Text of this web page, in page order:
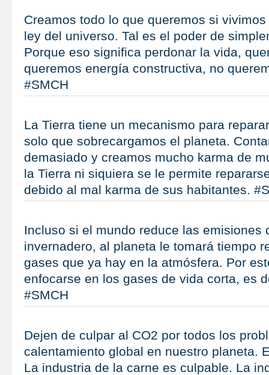
Creamos todo lo que queremos si
ley del universo. Tal es el poder de
Porque eso significa perdonar la vida,
queremos energía constructiva, no
#SMCH
La Tierra tiene un mecanismo para
solo que sobrecargamos el planeta.
demasiado y creamos mucho karma de
la Tierra ni siquiera se le permite
debido al mal karma de sus habitantes.
Incluso si el mundo reduce las emisiones
invernadero, al planeta le tomará tiempo
gases que ya hay en la atmósfera. Por
enfocarse en los gases de vida corta, es
#SMCH
Dejen de culpar al CO2 por todos los
calentamiento global en nuestro planeta.
La industria de la carne es culpable. La